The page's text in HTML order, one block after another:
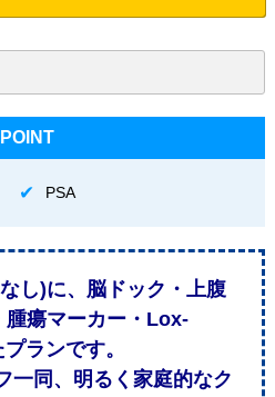
POINT
PSA
し)に、脳ドック・上腹
腫瘍マーカー・Lox-
ランです。
一同、明るく家庭的なク